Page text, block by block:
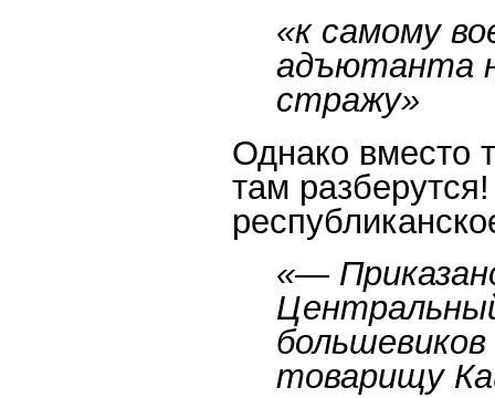
«к самому
адъютанта
стражу»
Однако вместо
там
«—
товарищу